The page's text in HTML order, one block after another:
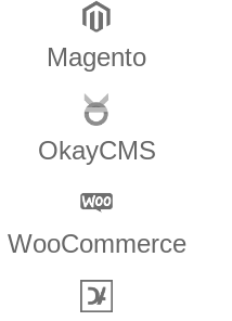
Magento
OkayCMS
WooCommerce